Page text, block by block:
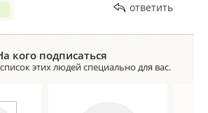
ответить
кого подписаться
этих людей специально для вас.